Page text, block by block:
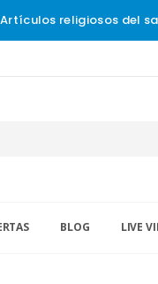
Artículos religiosos del
BLOG LIVE